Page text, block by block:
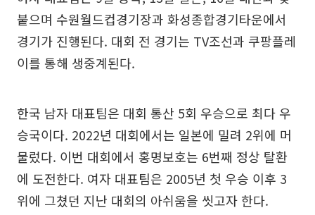
붙으며 수원월드컵경기장과 화성종합경기타운에서
경기가 진행된다. 대회 전 경기는 TV조선과 쿠팡플레
이를 통해 생중계된다.
한국 남자 대표팀은 대회 통산 5회 우승으로 최다 우
승국이다. 2022년 대회에서는 일본에 밀려 2위에 머
물렀다. 이번 대회에서 홍명보호는 6번째 정상 탈환
에 도전한다. 여자 대표팀은 2005년 첫 우승 이후 3
위에 그쳤던 지난 대회의 아쉬움을 씻고자 한다.